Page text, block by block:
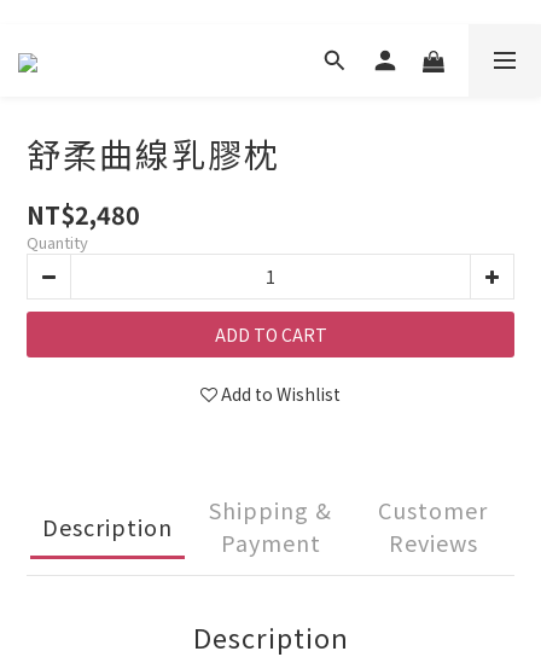
舒柔曲線乳膠枕
NT$2,480
Quantity
ADD TO CART
Add to Wishlist
Description
Shipping &
Payment
Customer
Reviews
Description